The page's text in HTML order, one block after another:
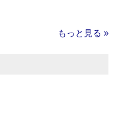
もっと見る »